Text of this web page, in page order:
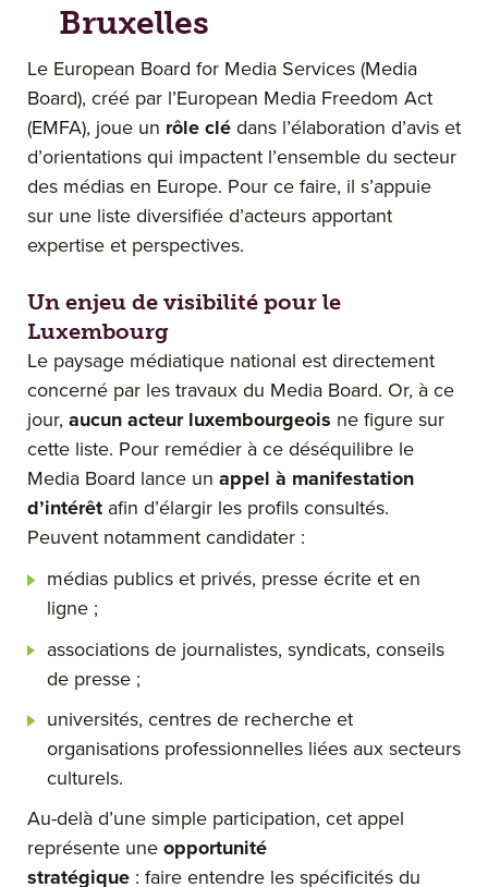
Bruxelles
Le European Board for Media Services (Media
Board), créé par l’European Media Freedom Act
(EMFA), joue un rôle clédans l’élaboration d’avis et
d’orientations qui impactent l’ensemble du secteur
des médias en Europe. Pour ce faire, il s’appuie
sur une liste diversifiée d’acteurs apportant
expertise et perspectives.
Un enjeu de visibilité pour le
Luxembourg
Le paysage médiatique national est directement
concerné par les travaux du Media Board. Or, à ce
jour, aucun acteur luxembourgeois ne figure sur
cette liste. Pour remédier à ce déséquilibre le
Media Board lance un appel à manifestation
d’intérêt afin d’élargir les profils consultés.
Peuvent notamment candidater :
médias publics et privés, presse écrite et en
ligne ;
associations de journalistes, syndicats, conseils
de presse ;
universités, centres de recherche et
organisations professionnelles liées aux secteurs
culturels.
Au-delà d’une simple participation, cet appel
représente uneopportunité
stratégique : faire entendre les spécificités du